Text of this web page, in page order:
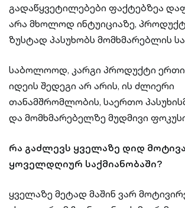
გადაწყვეტილებები ფაქტებზეა
არა მხოლოდ ინტუიციაზე,
ზუსტად პასუხობს მომხმარებლის
საბოლოოდ, კარგი პროდუქტი ერთი
იდეის შედეგი არ არის, ის ძლიერი
თანამშრომლობის, საერთო
და მომხმარებელზე მუდმივი
რა გაძლევს ყველაზე დიდ
ყოველდღიურ საქმიანობაში?
ყველაზე მეტად მაშინ ვარ